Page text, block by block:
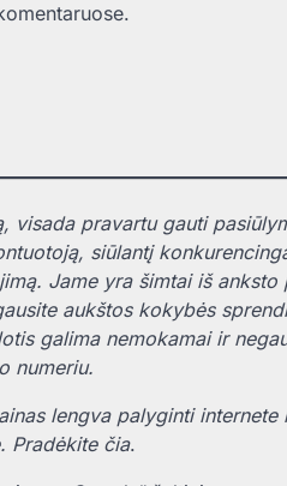
visada pravartu gauti
siūlantį
Jame yra šimtai iš
aukštos kokybės
galima nemokamai ir
numeriu.
lengva palyginti
Pradėkite čia.